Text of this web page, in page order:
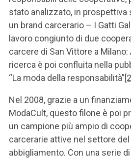
stato analizzato, in prospettiva
un brand carcerario – I Gatti
lavoro congiunto di due
carcere di San Vittore a Milano:
ricerca è poi confluita nella
“La moda della responsabilità”
Nel 2008, grazie a un
ModaCult, questo filone è poi
un campione più ampio di
carcerarie attive nel settore
abbigliamento. Con una serie